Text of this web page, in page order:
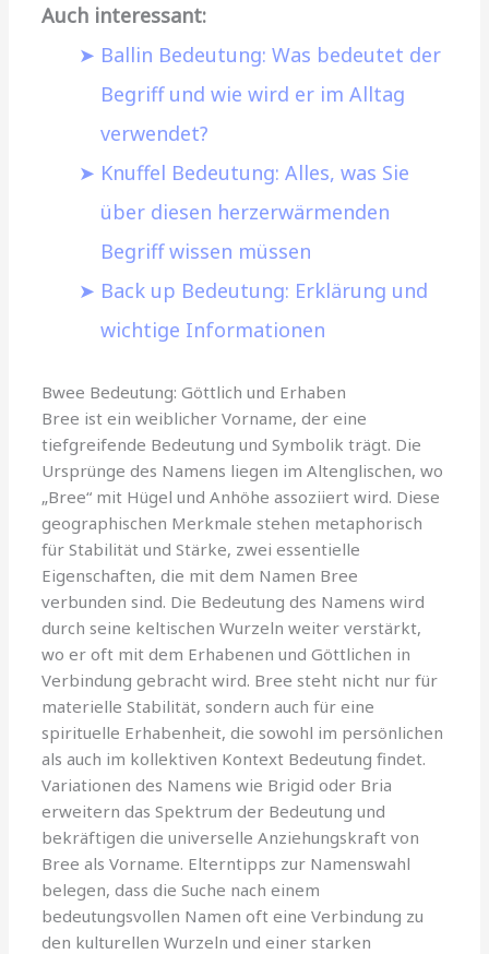
Auch interessant:
Ballin Bedeutung: Was bedeutet der
Begriff und wie wird er im Alltag
verwendet?
Knuffel Bedeutung: Alles, was Sie
über diesen herzerwärmenden
Begriff wissen müssen
Back up Bedeutung: Erklärung und
wichtige Informationen
Bwee Bedeutung: Göttlich und Erhaben
Bree ist ein weiblicher Vorname, der eine
tiefgreifende Bedeutung und Symbolik trägt. Die
Ursprünge des Namens liegen im Altenglischen, wo
„Bree“ mit Hügel und Anhöhe assoziiert wird. Diese
geographischen Merkmale stehen metaphorisch
für Stabilität und Stärke, zwei essentielle
Eigenschaften, die mit dem Namen Bree
verbunden sind. Die Bedeutung des Namens wird
durch seine keltischen Wurzeln weiter verstärkt,
wo er oft mit dem Erhabenen und Göttlichen in
Verbindung gebracht wird. Bree steht nicht nur für
materielle Stabilität, sondern auch für eine
spirituelle Erhabenheit, die sowohl im persönlichen
als auch im kollektiven Kontext Bedeutung findet.
Variationen des Namens wie Brigid oder Bria
erweitern das Spektrum der Bedeutung und
bekräftigen die universelle Anziehungskraft von
Bree als Vorname. Elterntipps zur Namenswahl
belegen, dass die Suche nach einem
bedeutungsvollen Namen oft eine Verbindung zu
den kulturellen Wurzeln und einer starken